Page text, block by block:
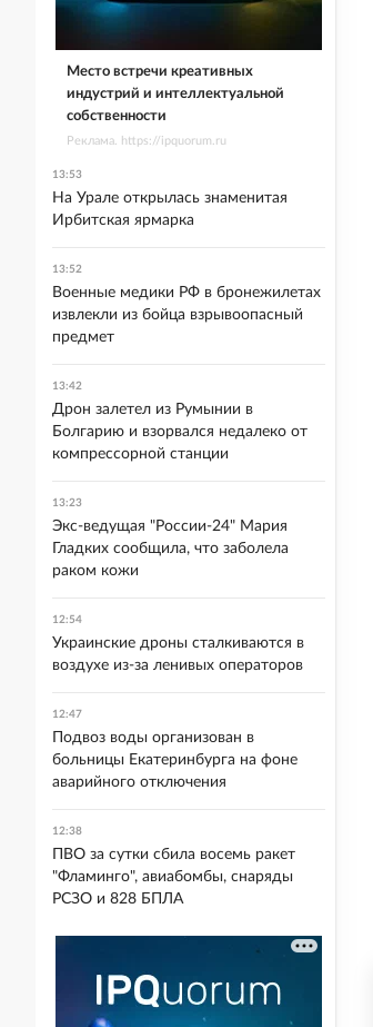
Место встречи креативных
индустрий и интеллектуальной
собственности
Реклама. https://ipquorum.ru
13:53
На Урале открылась знаменитая
Ирбитская ярмарка
13:52
Военные медики РФ в бронежилетах
извлекли из бойца взрывоопасный
предмет
13:42
Дрон залетел из Румынии в
Болгарию и взорвался недалеко от
компрессорной станции
13:23
Экс-ведущая "России-24" Мария
Гладких сообщила, что заболела
раком кожи
12:54
Украинские дроны сталкиваются в
воздухе из-за ленивых операторов
12:47
Подвоз воды организован в
больницы Екатеринбурга на фоне
аварийного отключения
12:38
ПВО за сутки сбила восемь ракет
"Фламинго", авиабомбы, снаряды
РСЗО и 828 БПЛА